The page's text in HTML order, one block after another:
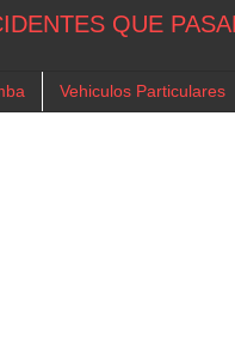
QUE
Vehiculos Particulares